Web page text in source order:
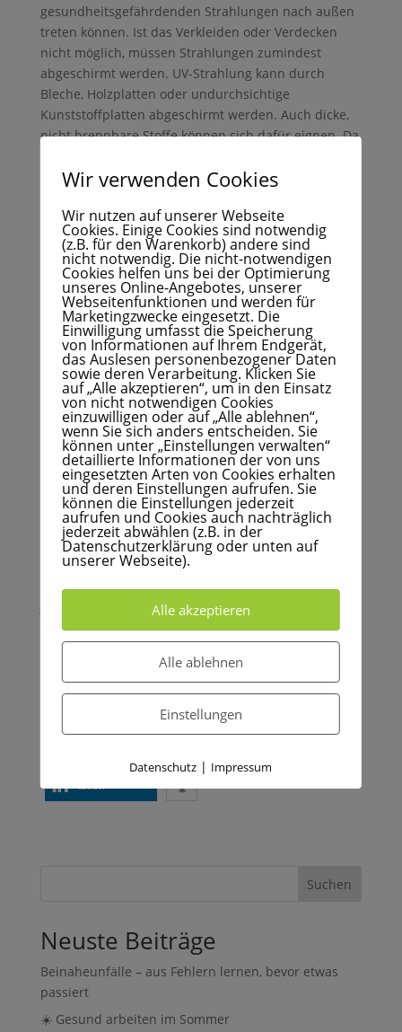
gesundheitsgefährdenden Strahlungen nach außen
treten können. Ist das Verkleiden oder Verdecken
nicht möglich, müssen Strahlungen zumindest
abgeschirmt werden. UV-Strahlung kann durch
Bleche, Holzplatten oder undurchsichtige
Kunststoffplatten abgeschirmt werden. Auch dicke,
nicht brennbare Stoffe können sich dafür eignen. Da
könnten diese angeraut werden oder mit einem
Reichen technische Maßnahmen nicht aus, so
können organisatorische Maßnahmengetroffen
werden. Dies kann durch die Beschränkung der
Expositionsdauer geschehen. Gefahrenbereiche
müssen entsprechend gekennzeichnet werden und
Personen, die sich in diesem Gefahrenbereich
aufhalten könnten, sollten eine spezielle
Unterweisung erhalten.
Personenbezogene Maßnahmen, wenn technische
und organisatorische Maßnahmen nicht möglich
sind
Bei Arbeiten im Freien sind technische wie
organisatorische Maßnahmen nicht immer möglich.
Arbeitgeber müssen hier für eine geeignete,
persönlicheSchutzausrüstungsorgen. Schutzschilde
und Schutzbrillen schützen die Augen vor UV-
Strahlung.Arbeitgeber sollten bei Schutzbrillen
jedoch auf geeignete Schutzfilter achten.
Foto: Sonnenschutz im Gartenbau © DGUV
Gerne beraten wir Sie zu nötigen und geeigneten
Maßnahmen zum Schutz der Augen Ihrer
Arbeitnehmer. Nehmen Sie Kontakt mit uns auf!
teilen
Suchen
Neuste Beiträge
Beinaheunfälle – aus Fehlern lernen, bevor etwas
passiert
☀️ Gesund arbeiten im Sommer
Wir verwenden Cookies
Wir nutzen auf unserer Webseite
Cookies. Einige Cookies sind notwendig
(z.B. für den Warenkorb) andere sind
nicht notwendig. Die nicht-notwendigen
Cookies helfen uns bei der Optimierung
unseres Online-Angebotes, unserer
Webseitenfunktionen und werden für
Marketingzwecke eingesetzt. Die
Einwilligung umfasst die Speicherung
von Informationen auf Ihrem Endgerät,
das Auslesen personenbezogener Daten
sowie deren Verarbeitung. Klicken Sie
auf „Alle akzeptieren“, um in den Einsatz
von nicht notwendigen Cookies
einzuwilligen oder auf „Alle ablehnen“,
wenn Sie sich anders entscheiden. Sie
können unter „Einstellungen verwalten“
detaillierte Informationen der von uns
eingesetzten Arten von Cookies erhalten
und deren Einstellungen aufrufen. Sie
können die Einstellungen jederzeit
aufrufen und Cookies auch nachträglich
jederzeit abwählen (z.B. in der
Datenschutzerklärung oder unten auf
unserer Webseite).
Alle akzeptieren
Alle ablehnen
Einstellungen
Datenschutz | Impressum